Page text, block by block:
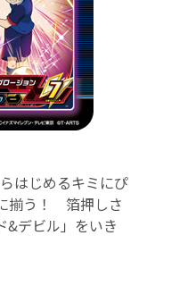
はじめるキミにぴ
揃う！ 箔押しさ
&デビル」をいき